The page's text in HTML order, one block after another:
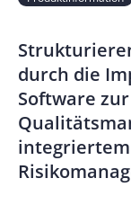
durch die
Software